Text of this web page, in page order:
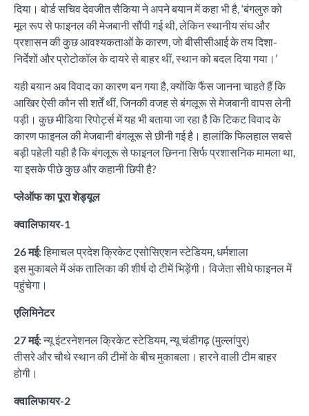
दिया। बोर्ड सचिव देवजीत सैकिया ने अपने बयान में कहा भी है, ‘बंगलुरु को
मूल रूप से फाइनल की मेजबानी सौंपी गई थी, लेकिन स्थानीय संघ और
प्रशासन की कुछ आवश्यकताओं के कारण, जो बीसीसीआई के तय दिशा-
निर्देशों और प्रोटोकॉल के दायरे से बाहर थीं, स्थान को बदल दिया गया।’
यही बयान अब विवाद का कारण बन गया है, क्योंकि फैंस जानना चाहते हैं कि
आखिर ऐसी कौन सी शर्तें थीं, जिनकी वजह से बंगलूरू से मेजबानी वापस लेनी
पड़ी। कुछ मीडिया रिपोर्ट्स में यह भी बताया जा रहा है कि टिकट विवाद के
कारण फाइनल की मेजबानी बंगलूरू से छीनी गई है। हालांकि फिलहाल सबसे
बड़ी पहेली यही है कि बंगलूरू से फाइनल छिनना सिर्फ प्रशासनिक मामला था,
या इसके पीछे कुछ और कहानी छिपी है?
प्लेऑफ का पूरा शेड्यूल
क्वालिफायर-1
26 मई:हिमाचल प्रदेश क्रिकेट एसोसिएशन स्टेडियम, धर्मशाला
इस मुकाबले में अंक तालिका की शीर्ष दो टीमें भिड़ेंगी। विजेता सीधे फाइनल में
पहुंचेगा।
एलिमिनेटर
27 मई:न्यू इंटरनेशनल क्रिकेट स्टेडियम, न्यू चंडीगढ़ (मुल्लांपुर)
तीसरे और चौथे स्थान की टीमों के बीच मुकाबला। हारने वाली टीम बाहर
होगी।
क्वालिफायर-2